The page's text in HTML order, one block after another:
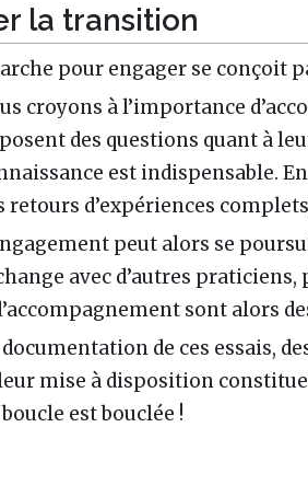
la transition
pour engager se conçoit
croyons à l’importance
des questions quant à
est indispensable.
retours d’expériences
peut alors se
avec d’autres
sont alors
de ces essais,
mise à disposition
est bouclée !